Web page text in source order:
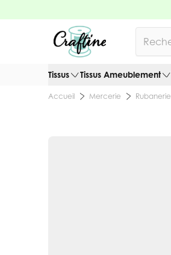
Tissus Tissus Ameublement
Accueil Mercerie Rubanerie